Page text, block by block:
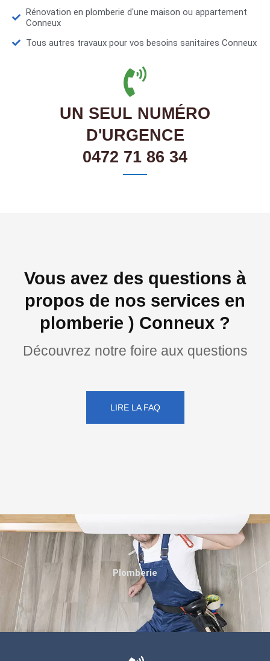
Rénovation en plomberie d'une maison ou appartement
Conneux
Tous autres travaux pour vos besoins sanitaires Conneux
UN SEUL NUMÉRO
D'URGENCE
0472 71 86 34
Vous avez des questions à
propos de nos services en
plomberie ) Conneux ?
Découvrez notre foire aux questions
LIRE LA FAQ
Plomberie